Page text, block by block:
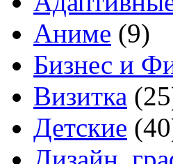
Аниме (9)
Бизнес и
Визитка
Детские